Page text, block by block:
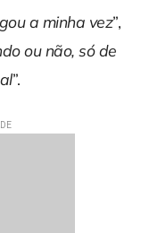
a minha vez”,
ou não, só de
”.